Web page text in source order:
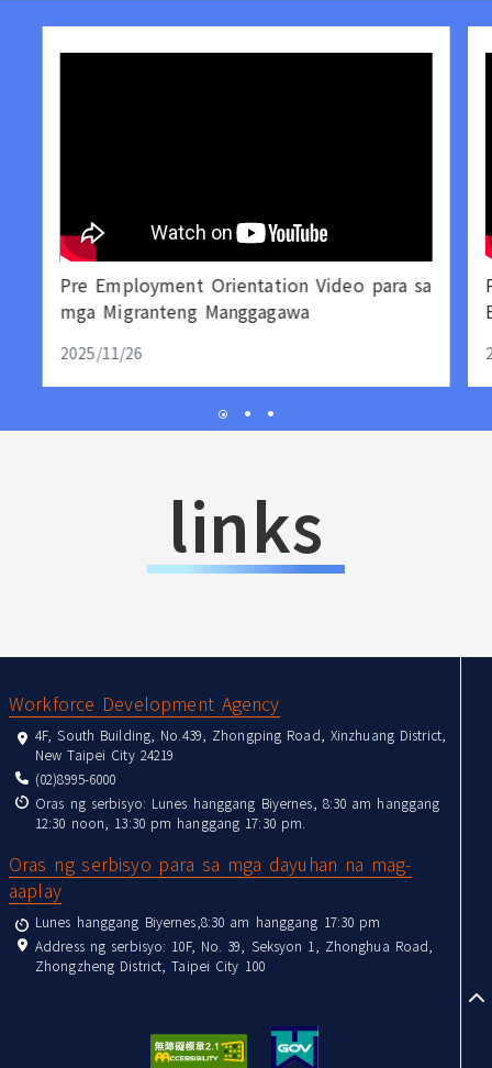
Pre Employment Orientation Video para sa
mga Migranteng Manggagawa
2025/11/26
links
Workforce Development Agency
4F, South Building, No.439, Zhongping Road, Xinzhuang District,
New Taipei City 24219
(02)8995-6000
Oras ng serbisyo: Lunes hanggang Biyernes, 8:30 am hanggang
12:30 noon, 13:30 pm hanggang 17:30 pm.
Oras ng serbisyo para sa mga dayuhan na mag-
aaplay
Lunes hanggang Biyernes,8:30 am hanggang 17:30 pm
Address ng serbisyo: 10F, No. 39, Seksyon 1, Zhonghua Road,
Zhongzheng District, Taipei City 100